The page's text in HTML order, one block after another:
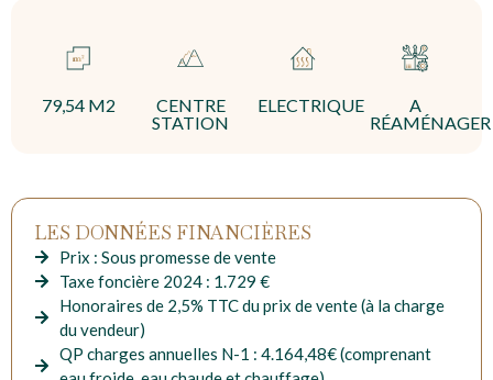
79,54 M2
CENTRE
STATION
ELECTRIQUE
A
RÉAMÉNAGER
LES DONNÉES FINANCIÈRES
Prix : Sous promesse de vente
Taxe foncière 2024 : 1.729 €
Honoraires de 2,5% TTC du prix de vente (à la charge
du vendeur)
QP charges annuelles N-1 : 4.164,48€ (comprenant